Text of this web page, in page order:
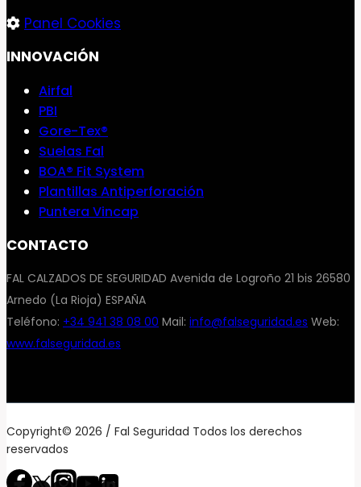
Panel Cookies
INNOVACIÓN
Airfal
PBI
Gore-Tex®
Suelas Fal
BOA® Fit System
Plantillas Antiperforación
Puntera Vincap
CONTACTO
FAL CALZADOS DE SEGURIDAD Avenida de Logroño 21 bis 26580
Arnedo (La Rioja) ESPAÑA
Teléfono: +34 941 38 08 00 Mail: info@falseguridad.es Web:
www.falseguridad.es
Copyright© 2026 / Fal Seguridad Todos los derechos
reservados